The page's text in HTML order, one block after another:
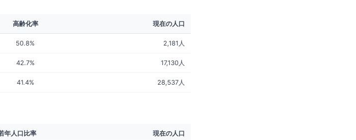
高齢化率 現在の人口
50.8% 2,181人
42.7% 17,130人
41.4% 28,537人
年人口比率 現在の人口